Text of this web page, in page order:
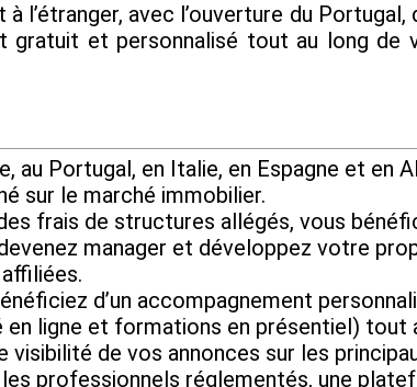
l’étranger, avec l’ouverture du
gratuit et personnalisé tout au long
au Portugal, en Italie, en Espagne et en
sur le marché immobilier.
frais de structures allégés, vous
devenez manager et développez votre
d’un accompagnement
ligne et formations en présentiel) tout
visibilité de vos annonces sur les
professionnels réglementés, une